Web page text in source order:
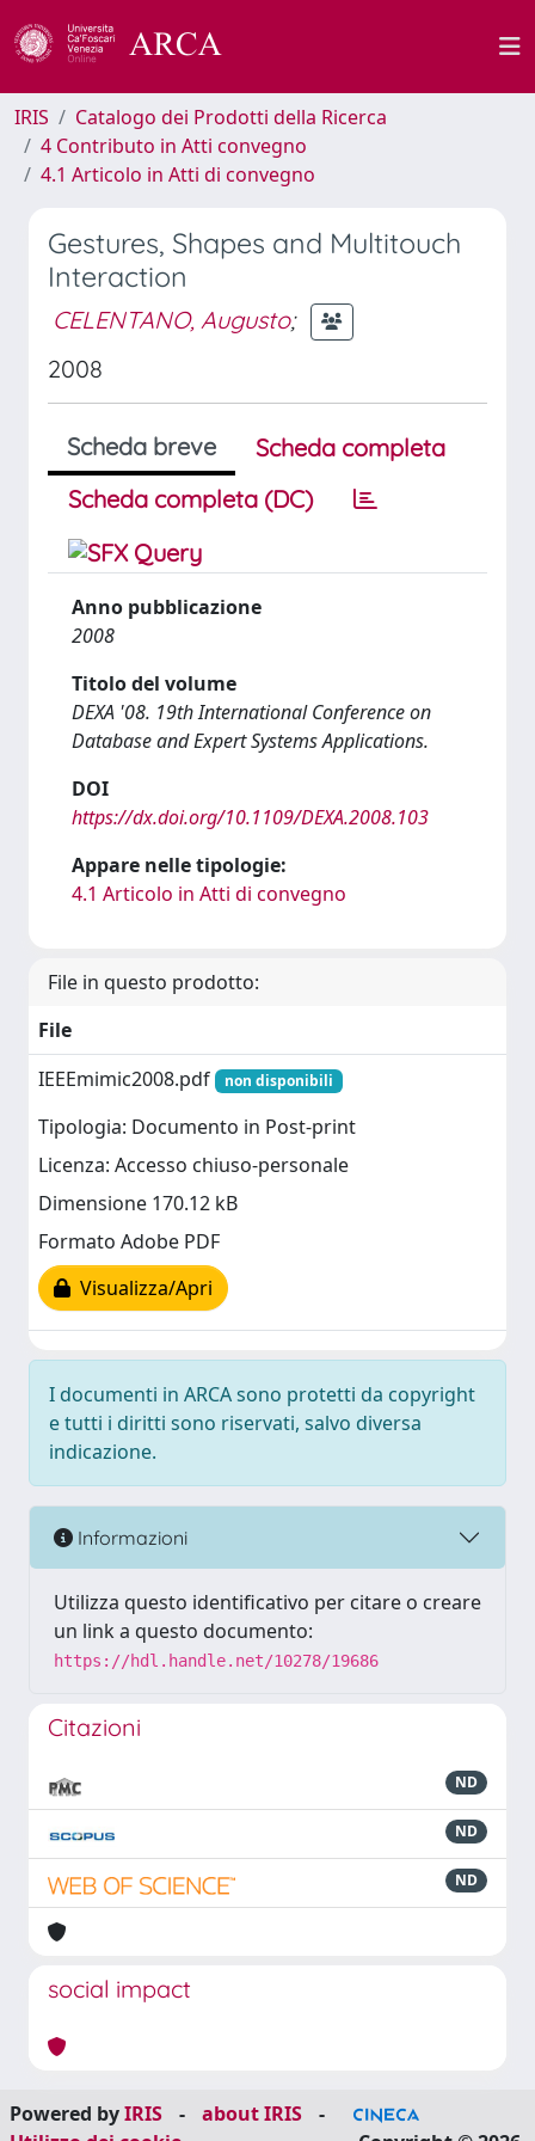
IRIS
Catalogo dei Prodotti della Ricerca
4 Contributo in Atti convegno
4.1 Articolo in Atti di convegno
Gestures, Shapes and Multitouch
Interaction
CELENTANO, Augusto;
2008
Scheda breve
Scheda completa
Scheda completa (DC)
Anno pubblicazione
2008
Titolo del volume
DEXA '08. 19th International Conference on
Database and Expert Systems Applications.
DOI
https://dx.doi.org/10.1109/DEXA.2008.103
Appare nelle tipologie:
4.1 Articolo in Atti di convegno
File in questo prodotto:
File
IEEEmimic2008.pdf
non disponibili
Tipologia: Documento in Post-print
Licenza: Accesso chiuso-personale
Dimensione 170.12 kB
Formato Adobe PDF
Visualizza/Apri
I documenti in ARCA sono protetti da copyright
e tutti i diritti sono riservati, salvo diversa
indicazione.
Informazioni
Utilizza questo identificativo per citare o creare
un link a questo documento:
https://hdl.handle.net/10278/19686
Citazioni
ND
ND
ND
social impact
Powered byIRIS - about IRIS
-